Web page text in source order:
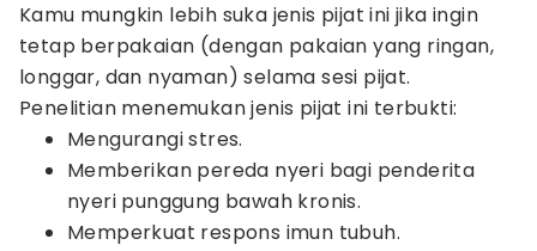
Kamu mungkin lebih suka jenis pijat ini jika ingin
tetap berpakaian (dengan pakaian yang ringan,
longgar, dan nyaman) selama sesi pijat.
Penelitian menemukan jenis pijat ini terbukti:
Mengurangi stres.
Memberikan pereda nyeri bagi penderita
nyeri punggung bawah kronis.
Memperkuat respons imun tubuh.